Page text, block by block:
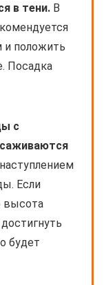
в тени. В
положить
Посадка
с
Если
высота
будет